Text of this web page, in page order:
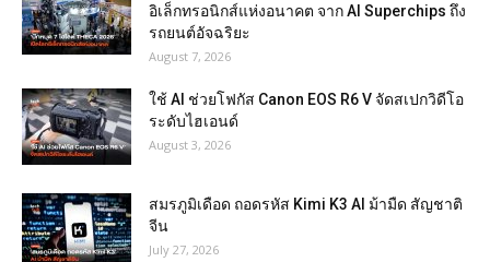
อิเล็กทรอนิกส์แห่งอนาคต จาก AI Superchips ถึง
รถยนต์อัจฉริยะ
August 7, 2026
ใช้ AI ช่วยโฟกัส Canon EOS R6 V จัดสเปกวิดีโอ
ระดับไฮเอนด์
August 3, 2026
สมรภูมิเดือด ถอดรหัส Kimi K3 AI ม้ามืด สัญชาติ
จีน
July 27, 2026